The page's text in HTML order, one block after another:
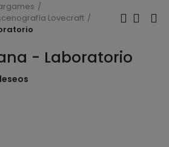
Lovecraft
- Laboratorio